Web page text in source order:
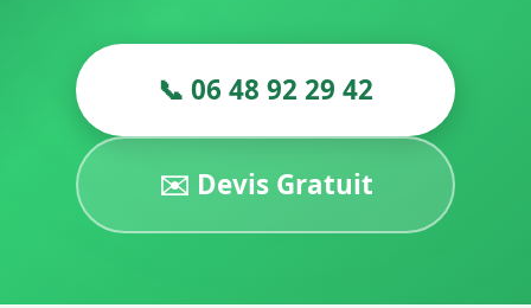
📞 06 48 92 29 42
✉️ Devis Gratuit